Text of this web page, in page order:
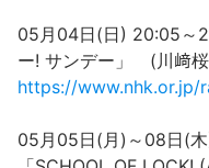
05月04日(日) 20:05
ー! サンデー」 (川﨑
https://www.nhk.or.jp/
05月05日(月)～08日